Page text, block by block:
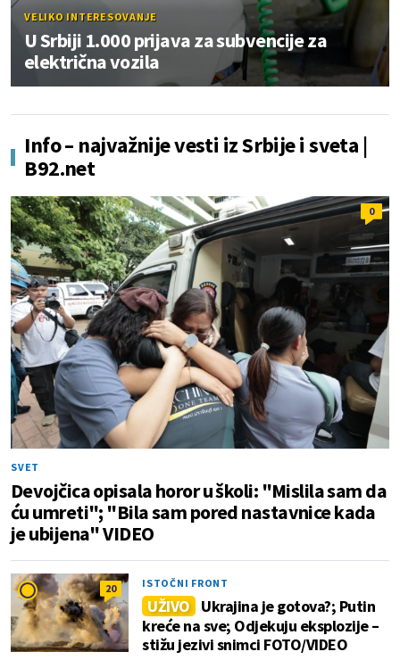
VELIKO INTERESOVANJE
U Srbiji 1.000 prijava za subvencije za
električna vozila
Info – najvažnije vesti iz Srbije i sveta |
B92.net
0
SVET
Devojčica opisala horor u školi: "Mislila sam da
ću umreti"; "Bila sam pored nastavnice kada
je ubijena" VIDEO
20 ISTOČNI FRONT
UŽIVO Ukrajina je gotova?; Putin
kreće na sve; Odjekuju eksplozije –
stižu jezivi snimci FOTO/VIDEO